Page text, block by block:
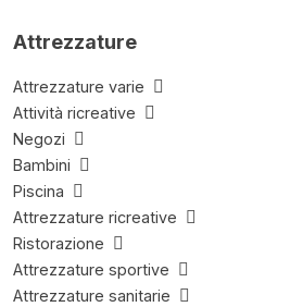
Attrezzature
Attrezzature varie
Attività ricreative
Negozi
Bambini
Piscina
Attrezzature ricreative
Ristorazione
Attrezzature sportive
Attrezzature sanitarie